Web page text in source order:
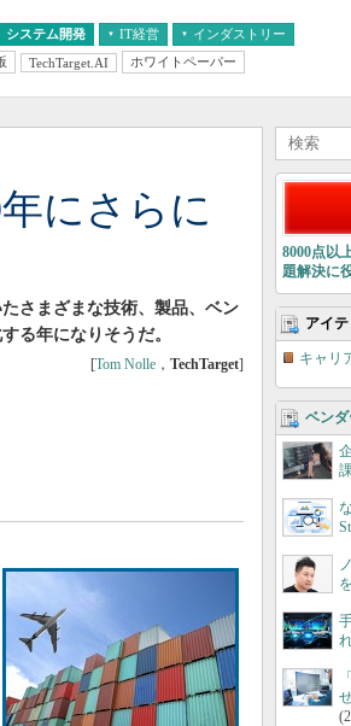
システム開発 IT経営 インダストリー
TechTarget.AI ホワイトペーパー
にさらに
さまざまな技術、製品、ベン
る年になりそうだ。
[Tom Nolle ， TechTarget]
8000点以
題解決に
アイ
キャリ
ベン